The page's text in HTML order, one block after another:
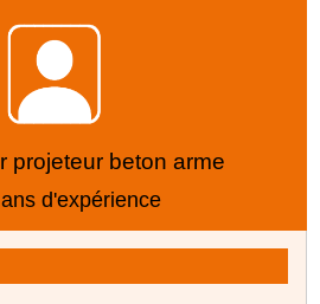
projeteur beton arme
d'expérience